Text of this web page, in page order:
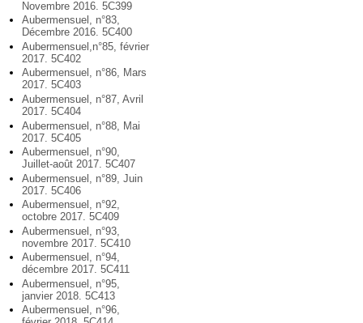
Novembre 2016. 5C399
Aubermensuel, n°83,
Décembre 2016. 5C400
Aubermensuel,n°85, février
2017. 5C402
Aubermensuel, n°86, Mars
2017. 5C403
Aubermensuel, n°87, Avril
2017. 5C404
Aubermensuel, n°88, Mai
2017. 5C405
Aubermensuel, n°90,
Juillet-août 2017. 5C407
Aubermensuel, n°89, Juin
2017. 5C406
Aubermensuel, n°92,
octobre 2017. 5C409
Aubermensuel, n°93,
novembre 2017. 5C410
Aubermensuel, n°94,
décembre 2017. 5C411
Aubermensuel, n°95,
janvier 2018. 5C413
Aubermensuel, n°96,